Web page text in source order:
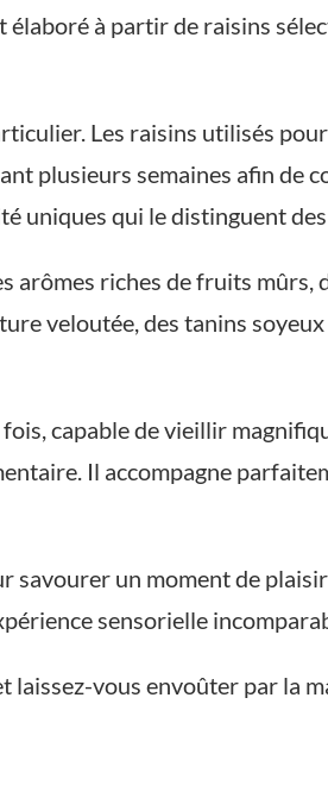
à partir de raisins
Les raisins utilisés
plusieurs semaines afin de
uniques qui le distinguent
riches de fruits mûrs,
veloutée, des tanins
capable de vieillir
Il accompagne
un moment de
sensorielle
laissez-vous envoûter par la